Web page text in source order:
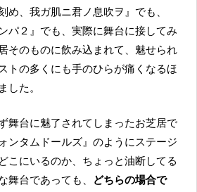
め、我ガ肌ニ君ノ息吹ヲ』でも、
パ２』でも、実際に舞台に接してみ
そのものに飲み込まれて、魅せられ
トの多くにも手のひらが痛くなるほ
した。
ンタムドールズ』のようにステージ
こにいるのか、ちょっと油断してる
舞台であっても、
どちらの場合で